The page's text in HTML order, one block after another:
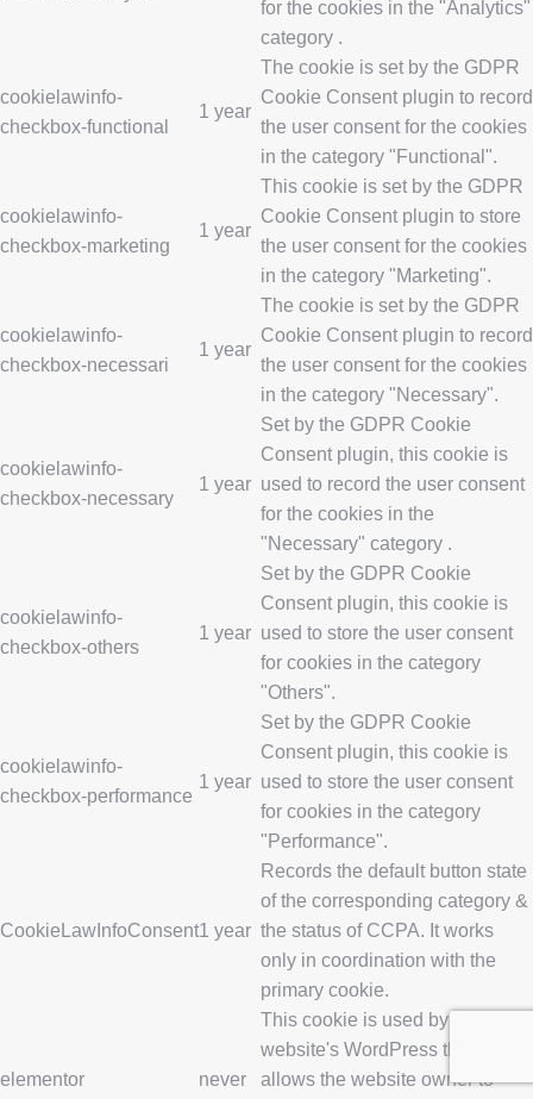
for the cookies in the "Analytics"
category .
cookielawinfo-
checkbox-functional
1 year
The cookie is set by the GDPR
Cookie Consent plugin to record
the user consent for the cookies
in the category "Functional".
cookielawinfo-
checkbox-marketing
1 year
This cookie is set by the GDPR
Cookie Consent plugin to store
the user consent for the cookies
in the category "Marketing".
cookielawinfo-
checkbox-necessari
1 year
The cookie is set by the GDPR
Cookie Consent plugin to record
the user consent for the cookies
in the category "Necessary".
cookielawinfo-
checkbox-necessary
1 year
Set by the GDPR Cookie
Consent plugin, this cookie is
used to record the user consent
for the cookies in the
"Necessary" category .
cookielawinfo-
checkbox-others
1 year
Set by the GDPR Cookie
Consent plugin, this cookie is
used to store the user consent
for cookies in the category
"Others".
cookielawinfo-
checkbox-performance
1 year
Set by the GDPR Cookie
Consent plugin, this cookie is
used to store the user consent
for cookies in the category
"Performance".
CookieLawInfoConsent1 year
Records the default button state
of the corresponding category &
the status of CCPA. It works
only in coordination with the
primary cookie.
elementor never
This cookie is used by the
website's WordPress theme. It
allows the website owner to